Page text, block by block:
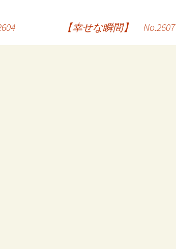
【幸せな瞬間】 No.2607